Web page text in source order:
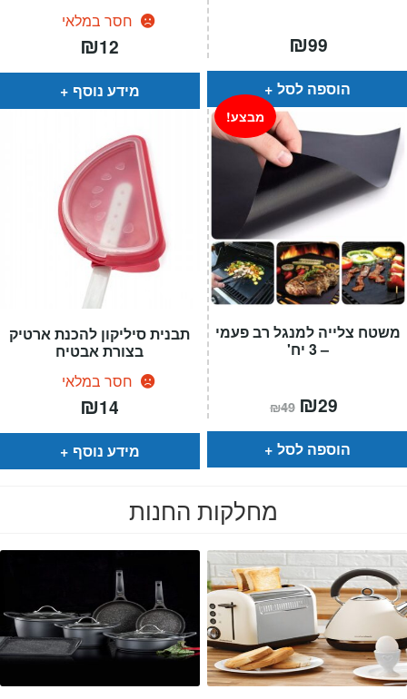
חסר במלאי
₪12
מידע נוסף
₪99
הוספה לסל
תבנית סיליקון להכנת ארטיק
בצורת אבטיח
חסר במלאי
₪14
מידע נוסף
משטח צלייה למנגל רב פעמי
– 3 יח'
מבצע!
₪49 המחיר
המקורי
היה:
₪49.
₪29
הוא:
הוספה לסל
מחלקות החנות